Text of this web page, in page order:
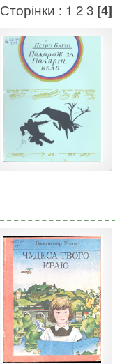
Сторінки : 1 23 [4]